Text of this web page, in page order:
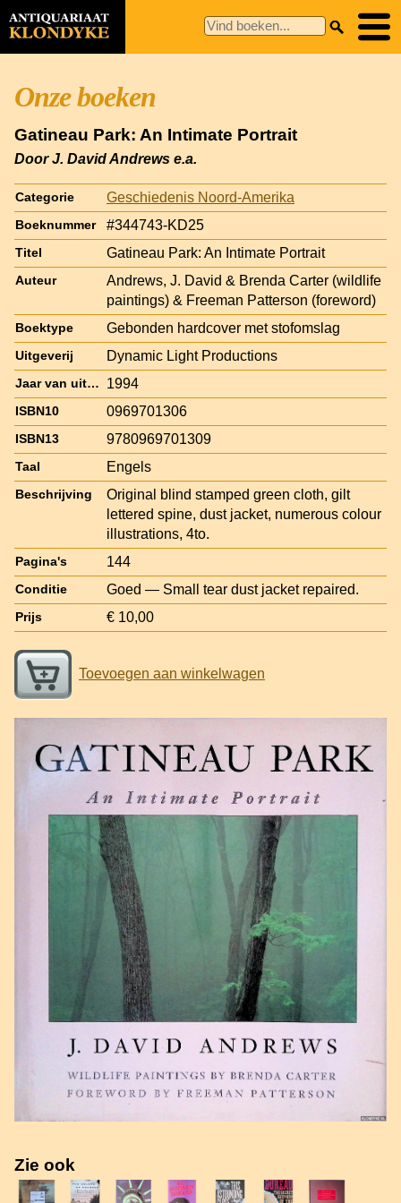
Onze boeken
Gatineau Park: An Intimate Portrait
Door J. David Andrews e.a.
Categorie Geschiedenis Noord-Amerika
Boeknummer #344743-KD25
Titel Gatineau Park: An Intimate Portrait
Auteur
Andrews, J. David & Brenda Carter (wildlife
paintings) & Freeman Patterson (foreword)
Boektype Gebonden hardcover met stofomslag
Uitgeverij Dynamic Light Productions
Jaar van uitgave 1994
ISBN10 0969701306
ISBN13 9780969701309
Taal Engels
Beschrijving
Original blind stamped green cloth, gilt
lettered spine, dust jacket, numerous colour
illustrations, 4to.
Pagina's 144
Conditie Goed — Small tear dust jacket repaired.
Prijs € 10,00
Toevoegen aan winkelwagen
Zie ook